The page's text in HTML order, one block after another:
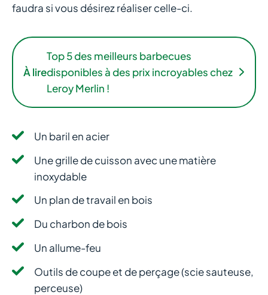
faudra si vous désirez réaliser celle-ci.
À lire
Top 5 des meilleurs barbecues
disponibles à des prix incroyables chez
Leroy Merlin !
Un baril en acier
Une grille de cuisson avec une matière
inoxydable
Un plan de travail en bois
Du charbon de bois
Un allume-feu
Outils de coupe et de perçage (scie sauteuse,
perceuse)